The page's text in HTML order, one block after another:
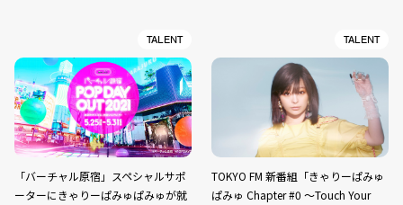
TALENT
「バーチャル原宿」スペシャルサポ
ーターにきゃりーぱみゅぱみゅが就
TALENT
TOKYO FM 新番組「きゃりーぱみゅ
ぱみゅ Chapter #0 〜Touch Your